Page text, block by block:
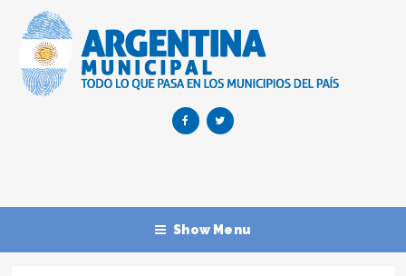
Show Menu